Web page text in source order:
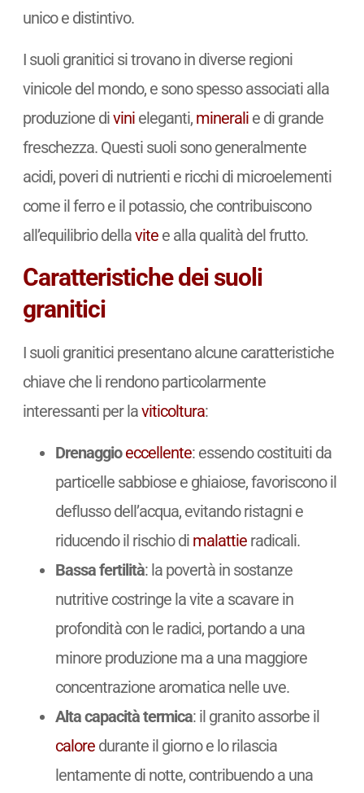
unico e distintivo.
I suoli granitici si trovano in diverse regioni
vinicole del mondo, e sono spesso associati alla
produzione divinieleganti, mineralie di grande
freschezza. Questi suoli sono generalmente
acidi, poveri di nutrienti e ricchi di microelementi
come il ferro e il potassio, che contribuiscono
all’equilibrio dellavitee alla qualità del frutto.
Caratteristiche dei suoli
granitici
I suoli granitici presentano alcune caratteristiche
chiave che li rendono particolarmente
interessanti per laviticoltura:
Drenaggioeccellente: essendo costituiti da
particelle sabbiose e ghiaiose, favoriscono il
deflusso dell’acqua, evitando ristagni e
riducendo il rischio di malattieradicali.
Bassa fertilità: la povertà in sostanze
nutritive costringe la vite a scavare in
profondità con le radici, portando a una
minore produzione ma a una maggiore
concentrazione aromatica nelle uve.
Alta capacità termica: il granito assorbe il
caloredurante il giorno e lo rilascia
lentamente di notte, contribuendo a una